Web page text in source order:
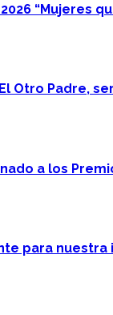
“Mujeres
Otro Padre,
a los
para